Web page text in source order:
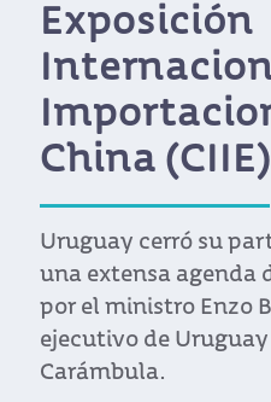
Exposición
China (CIIE)
Uruguay cerró su
una extensa agenda
por el ministro Enzo
ejecutivo de
Carámbula.